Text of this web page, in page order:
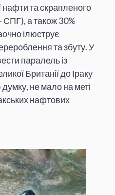
нафти та скрапленого
СПГ), а також 30%
ілюструє
та збуту. У
паралель із
Британії до Іраку
не мало на меті
нафтових